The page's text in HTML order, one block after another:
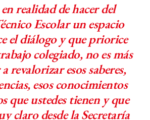
realidad de hacer del
Escolar un espacio
el diálogo y que priorice
colegiado, no es más
revalorizar esos saberes,
esos conocimientos
que ustedes tienen y que
claro desde la Secretaría